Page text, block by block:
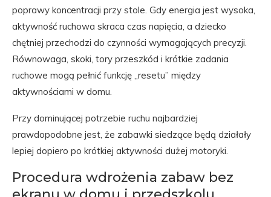
poprawy koncentracji przy stole. Gdy energia jest wysoka,
aktywność ruchowa skraca czas napięcia, a dziecko
chętniej przechodzi do czynności wymagających precyzji.
Równowaga, skoki, tory przeszkód i krótkie zadania
ruchowe mogą pełnić funkcję „resetu” między
aktywnościami w domu.
Przy dominującej potrzebie ruchu najbardziej
prawdopodobne jest, że zabawki siedzące będą działały
lepiej dopiero po krótkiej aktywności dużej motoryki.
Procedura wdrożenia zabaw bez